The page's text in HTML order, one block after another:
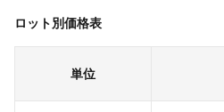
ロット別価格表
単位